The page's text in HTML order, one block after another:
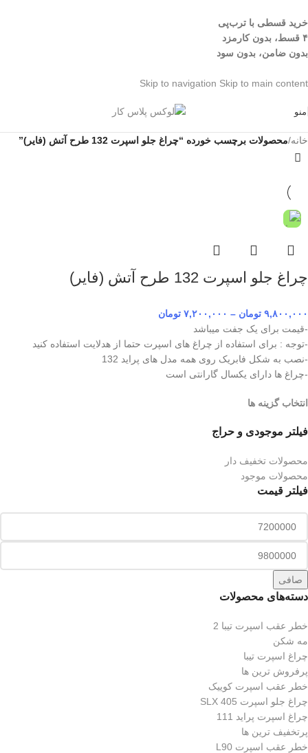
خرید قسطی با ترب‌پی
۴ قسط، بدون کارمزد
بدون ضامن، بدون سود
Skip to navigation Skip to main content
منو
فیلتر موجودی و حراج
محصولات تخفیف دار
محصولات موجود
فیلتر قیمت
صافی
دسته‌های محصولات
خطر عقب اسپرت تیبا 2
مه شکن
چراغ اسپرت تیبا
پرفروش ترین ها
خطر عقب اسپرت کوییک
چراغ جلو اسپرت 405 SLX
چراغ اسپرت پراید 111
پرتخفیف ترین ها
خطر عقب اسپرت L90
خانه/محصولات برچسب خورده “چراغ جلو اسپرت 132 طرح آتش (فایر)”
چراغ جلو اسپرت 132 طرح آتش (فایر)
۹,۸۰۰,۰۰۰ تومان – ۷,۲۰۰,۰۰۰ تومان
-قیمت برای یک جفت میباشد
-توجه : برای استفاده از چراغ های اسپرت حتما از هدلایت استفاده کنید
-نصب به شکل فابریک روی همه مدل های پراید 132
-چراغ ها دارای یکسال گارانتی است
انتخاب گزینه ها